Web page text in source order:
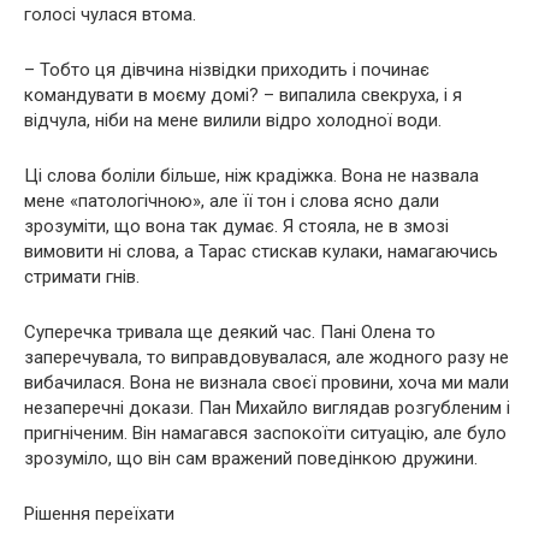
голосі чулася втома.
– Тобто ця дівчина нізвідки приходить і починає
командувати в моєму домі? – випалила свекруха, і я
відчула, ніби на мене вилили відро холодної води.
Ці слова боліли більше, ніж крадіжка. Вона не назвала
мене «патологічною», але її тон і слова ясно дали
зрозуміти, що вона так думає. Я стояла, не в змозі
вимовити ні слова, а Тарас стискав кулаки, намагаючись
стримати гнів.
Суперечка тривала ще деякий час. Пані Олена то
заперечувала, то виправдовувалася, але жодного разу не
вибачилася. Вона не визнала своєї провини, хоча ми мали
незаперечні докази. Пан Михайло виглядав розгубленим і
пригніченим. Він намагався заспокоїти ситуацію, але було
зрозуміло, що він сам вражений поведінкою дружини.
Рішення переїхати